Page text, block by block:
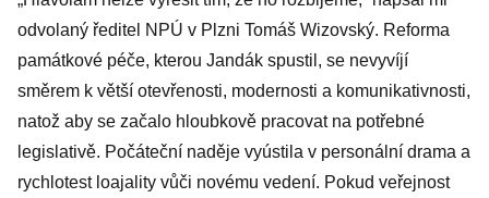
odvolaný ředitel NPÚ v Plzni Tomáš Wizovský. Reforma
památkové péče, kterou Jandák spustil, se nevyvíjí
směrem k větší otevřenosti, modernosti a komunikativnosti,
natož aby se začalo hloubkově pracovat na potřebné
legislativě. Počáteční naděje vyústila v personální drama a
rychlotest loajality vůči novému vedení. Pokud veřejnost